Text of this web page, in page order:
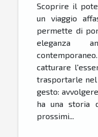
Scoprire il
un viaggio
permette di
eleganza
catturare
trasportarle nel
gesto:
ha una storia
prossimi...